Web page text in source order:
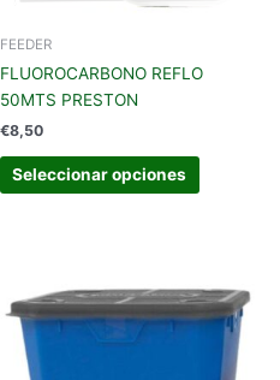
FEEDER
FLUOROCARBONO REFLO
50MTS PRESTON
€8,50
Seleccionar opciones
la